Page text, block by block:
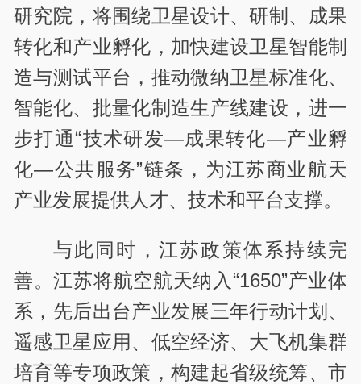
研究院，将围绕卫星设计、研制、成果
转化和产业孵化，加快建设卫星智能制
造与测试平台，推动微纳卫星标准化、
智能化、批量化制造生产线建设，进一
步打通“技术研发—成果转化—产业孵
化—公共服务”链条，为江苏商业航天
产业发展提供人才、技术和平台支撑。
与此同时，江苏政策体系持续完
善。江苏将航空航天纳入“1650”产业体
系，先后出台产业发展三年行动计划、
遥感卫星应用、低空经济、大飞机集群
培育等专项政策，构建起省级统筹、市